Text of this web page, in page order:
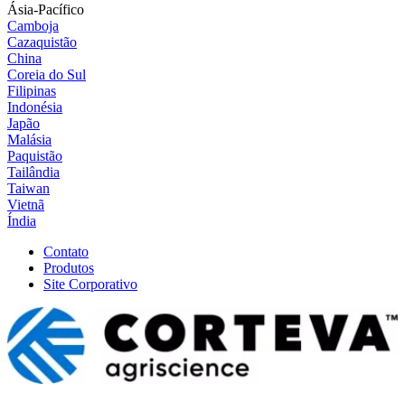
Ásia-Pacífico
Camboja
Cazaquistão
China
Coreia do Sul
Filipinas
Indonésia
Japão
Malásia
Paquistão
Tailândia
Taiwan
Vietnã
Índia
Contato
Produtos
Site Corporativo